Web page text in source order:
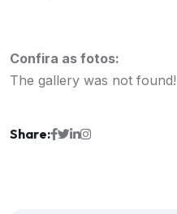
Confira as fotos:
The gallery was not found!
Share: